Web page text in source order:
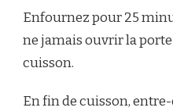
Enfournez pour 25
ne jamais ouvrir la
cuisson.
En fin de cuisson,